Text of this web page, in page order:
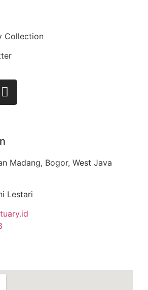
Collection
Madang, Bogor, West Java
Lestari